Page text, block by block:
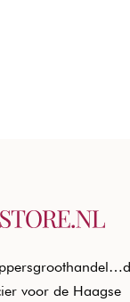
voor de Haagse